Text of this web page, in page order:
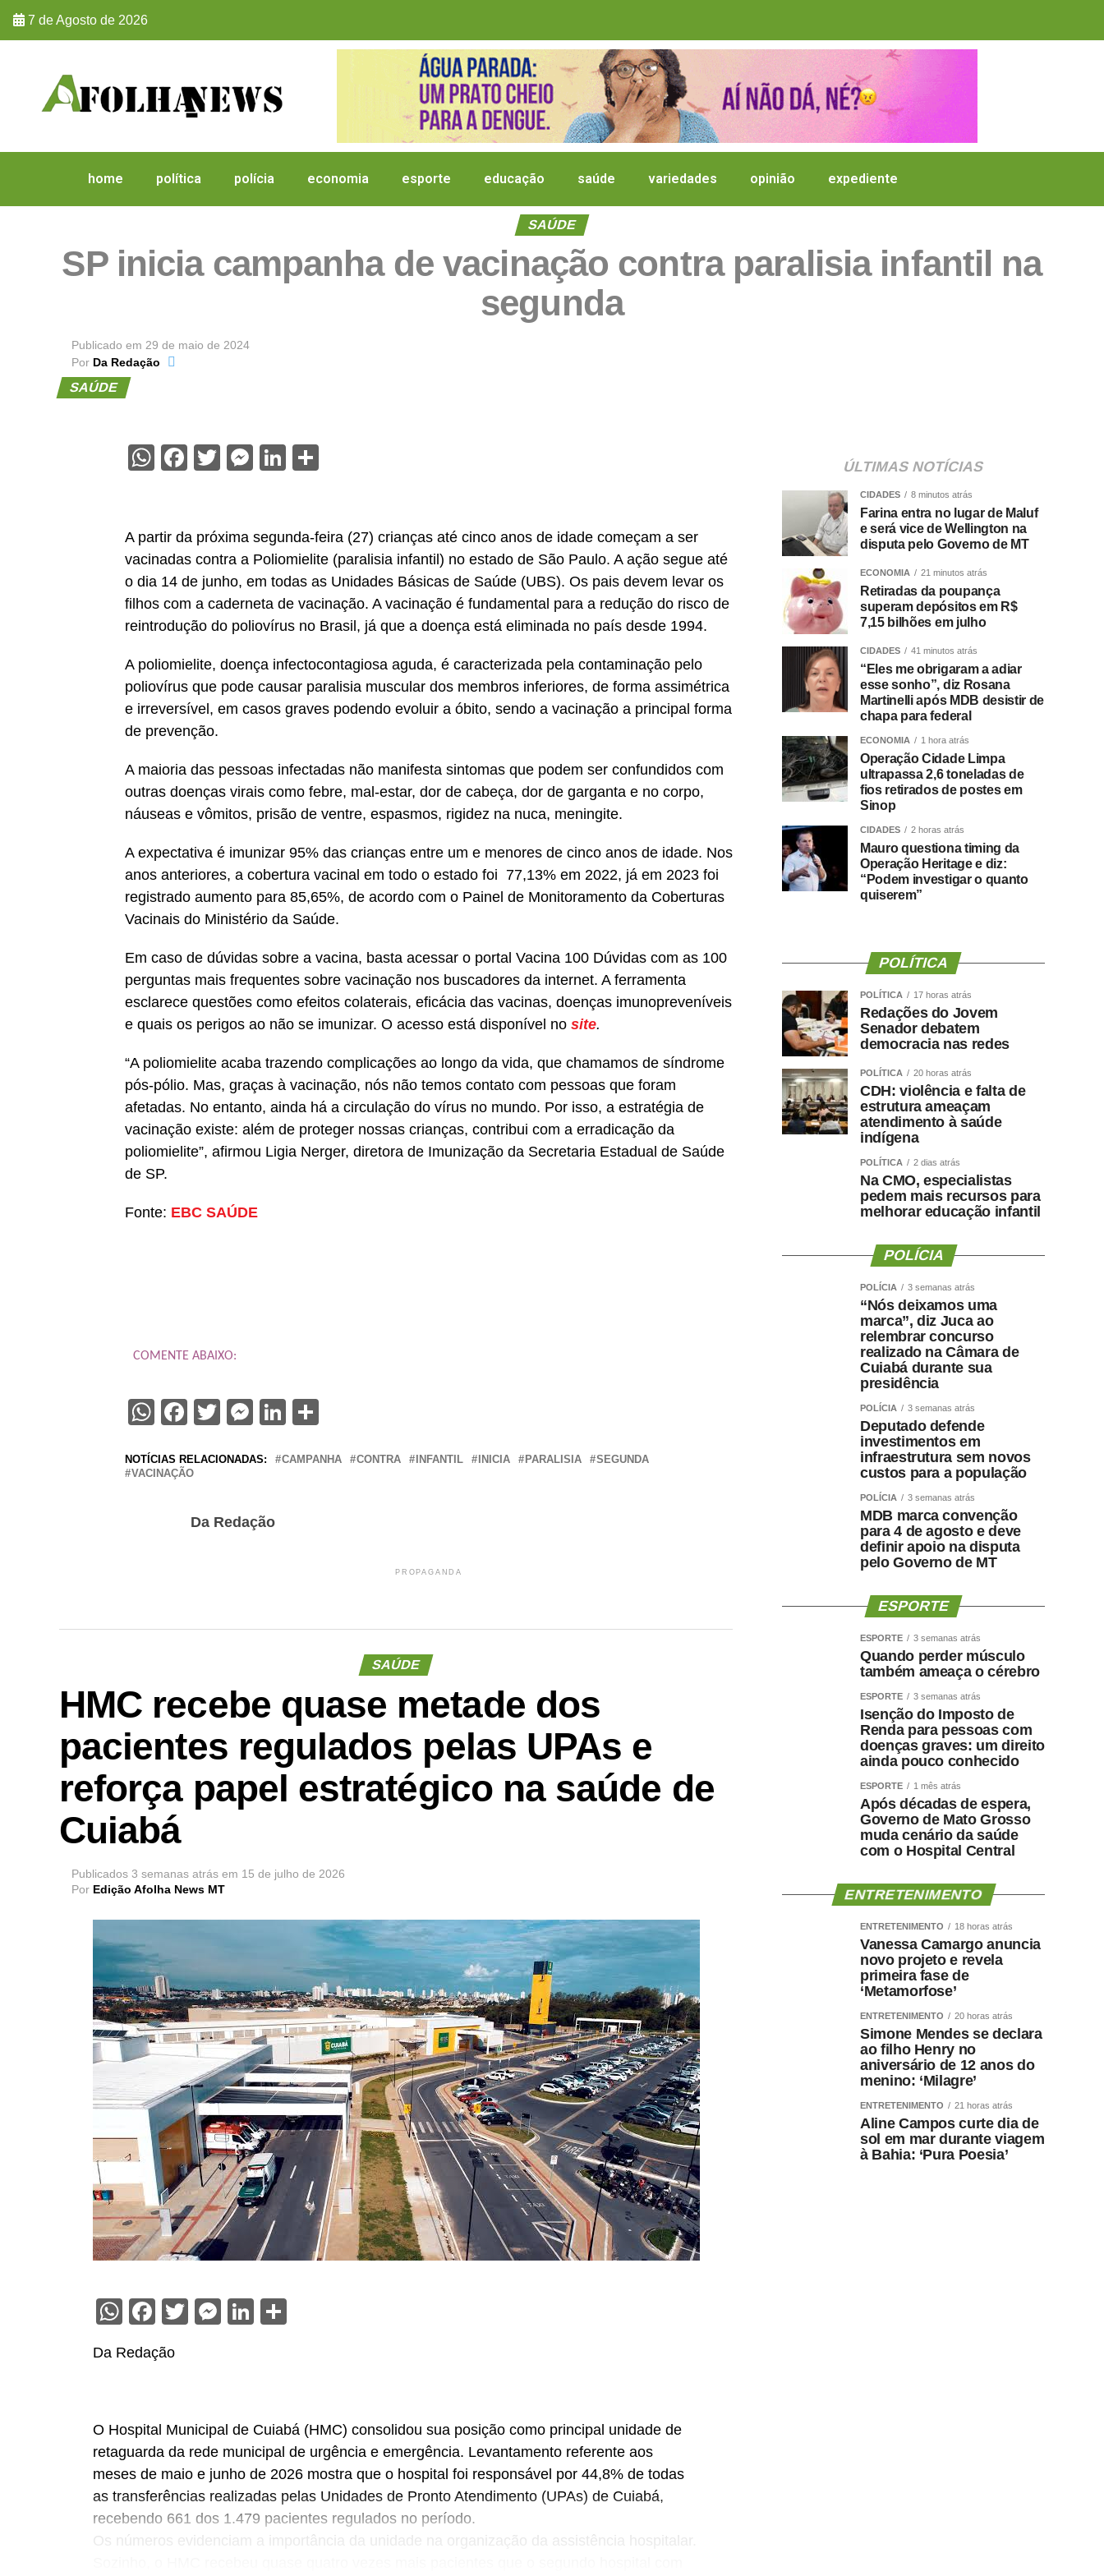
7 de Agosto de 2026
home política polícia economia esporte educação saúde variedades opinião expediente
SAÚDE
SP inicia campanha de vacinação contra paralisia infantil na
segunda
Publicado em 29 de maio de 2024
Por Da Redação
SAÚDE
WhatsApp
Facebook
TwitterMessenger
LinkedIn
A partir da próxima segunda-feira (27) crianças até cinco anos de idade começam a ser
vacinadas contra a Poliomielite (paralisia infantil) no estado de São Paulo. A ação segue até
o dia 14 de junho, em todas as Unidades Básicas de Saúde (UBS). Os pais devem levar os
filhos com a caderneta de vacinação. A vacinação é fundamental para a redução do risco de
reintrodução do poliovírus no Brasil, já que a doença está eliminada no país desde 1994.
A poliomielite, doença infectocontagiosa aguda, é caracterizada pela contaminação pelo
poliovírus que pode causar paralisia muscular dos membros inferiores, de forma assimétrica
e irreversível, em casos graves podendo evoluir a óbito, sendo a vacinação a principal forma
de prevenção.
A maioria das pessoas infectadas não manifesta sintomas que podem ser confundidos com
outras doenças virais como febre, mal-estar, dor de cabeça, dor de garganta e no corpo,
náuseas e vômitos, prisão de ventre, espasmos, rigidez na nuca, meningite.
A expectativa é imunizar 95% das crianças entre um e menores de cinco anos de idade. Nos
anos anteriores, a cobertura vacinal em todo o estado foi 77,13% em 2022, já em 2023 foi
registrado aumento para 85,65%, de acordo com o Painel de Monitoramento da Coberturas
Vacinais do Ministério da Saúde.
Em caso de dúvidas sobre a vacina, basta acessar o portal Vacina 100 Dúvidas com as 100
perguntas mais frequentes sobre vacinação nos buscadores da internet. A ferramenta
esclarece questões como efeitos colaterais, eficácia das vacinas, doenças imunopreveníveis
e quais os perigos ao não se imunizar. O acesso está disponível no site.
“A poliomielite acaba trazendo complicações ao longo da vida, que chamamos de síndrome
pós-pólio. Mas, graças à vacinação, nós não temos contato com pessoas que foram
afetadas. No entanto, ainda há a circulação do vírus no mundo. Por isso, a estratégia de
vacinação existe: além de proteger nossas crianças, contribui com a erradicação da
poliomielite”, afirmou Ligia Nerger, diretora de Imunização da Secretaria Estadual de Saúde
de SP.
Fonte: EBC SAÚDE
COMENTE ABAIXO:
WhatsApp
Facebook
TwitterMessenger
LinkedIn
NOTÍCIAS RELACIONADAS: CAMPANHA CONTRA INFANTIL INICIA PARALISIA
SEGUNDA
VACINAÇÃO
Da Redação
PROPAGANDA
SAÚDE
HMC recebe quase metade dos
pacientes regulados pelas UPAs e
reforça papel estratégico na saúde de
Cuiabá
Publicados 3 semanas atrás em 15 de julho de 2026
Por Edição Afolha News MT
WhatsApp
Facebook
TwitterMessenger
LinkedIn
Da Redação
O Hospital Municipal de Cuiabá (HMC) consolidou sua posição como principal unidade de
retaguarda da rede municipal de urgência e emergência. Levantamento referente aos
meses de maio e junho de 2026 mostra que o hospital foi responsável por 44,8% de todas
as transferências realizadas pelas Unidades de Pronto Atendimento (UPAs) de Cuiabá,
recebendo 661 dos 1.479 pacientes regulados no período.
Os números evidenciam a importância da unidade na organização da assistência hospitalar.
ÚLTIMAS NOTÍCIAS
CIDADES 8 minutos atrás
Farina entra no lugar de Maluf
e será vice de Wellington na
disputa pelo Governo de MT
ECONOMIA 21 minutos atrás
Retiradas da poupança
superam depósitos em R$
7,15 bilhões em julho
CIDADES 41 minutos atrás
“Eles me obrigaram a adiar
esse sonho”, diz Rosana
Martinelli após MDB desistir de
chapa para federal
ECONOMIA 1 hora atrás
Operação Cidade Limpa
ultrapassa 2,6 toneladas de
fios retirados de postes em
Sinop
CIDADES 2 horas atrás
Mauro questiona timing da
Operação Heritage e diz:
“Podem investigar o quanto
quiserem”
POLÍTICA
POLÍTICA 17 horas atrás
Redações do Jovem
Senador debatem
democracia nas redes
POLÍTICA 20 horas atrás
CDH: violência e falta de
estrutura ameaçam
atendimento à saúde
indígena
POLÍTICA 2 dias atrás
Na CMO, especialistas
pedem mais recursos para
melhorar educação infantil
POLÍCIA
POLÍCIA 3 semanas atrás
“Nós deixamos uma
marca”, diz Juca ao
relembrar concurso
realizado na Câmara de
Cuiabá durante sua
presidência
POLÍCIA 3 semanas atrás
Deputado defende
investimentos em
infraestrutura sem novos
custos para a população
POLÍCIA 3 semanas atrás
MDB marca convenção
para 4 de agosto e deve
definir apoio na disputa
pelo Governo de MT
ESPORTE
ESPORTE 3 semanas atrás
Quando perder músculo
também ameaça o cérebro
ESPORTE 3 semanas atrás
Isenção do Imposto de
Renda para pessoas com
doenças graves: um direito
ainda pouco conhecido
ESPORTE 1 mês atrás
Após décadas de espera,
Governo de Mato Grosso
muda cenário da saúde
com o Hospital Central
ENTRETENIMENTO
ENTRETENIMENTO 18 horas atrás
Vanessa Camargo anuncia
novo projeto e revela
primeira fase de
‘Metamorfose’
ENTRETENIMENTO 20 horas atrás
Simone Mendes se declara
ao filho Henry no
aniversário de 12 anos do
menino: ‘Milagre’
ENTRETENIMENTO 21 horas atrás
Aline Campos curte dia de
sol em mar durante viagem
à Bahia: ‘Pura Poesia’